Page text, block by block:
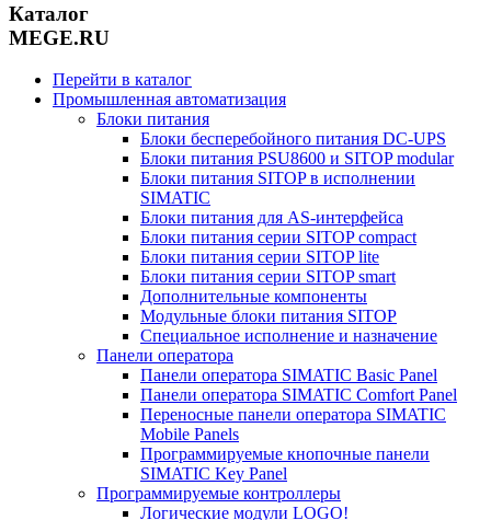
Каталог
MEGE.RU
Перейти в каталог
Промышленная автоматизация
Блоки питания
Блоки бесперебойного питания DC-UPS
Блоки питания PSU8600 и SITOP modular
Блоки питания SITOP в исполнении
SIMATIC
Блоки питания для AS-интерфейса
Блоки питания серии SITOP compact
Блоки питания серии SITOP lite
Блоки питания серии SITOP smart
Дополнительные компоненты
Модульные блоки питания SITOP
Специальное исполнение и назначение
Панели оператора
Панели оператора SIMATIC Basic Panel
Панели оператора SIMATIC Comfort Panel
Переносные панели оператора SIMATIC
Mobile Panels
Программируемые кнопочные панели
SIMATIC Key Panel
Программируемые контроллеры
Логические модули LOGO!